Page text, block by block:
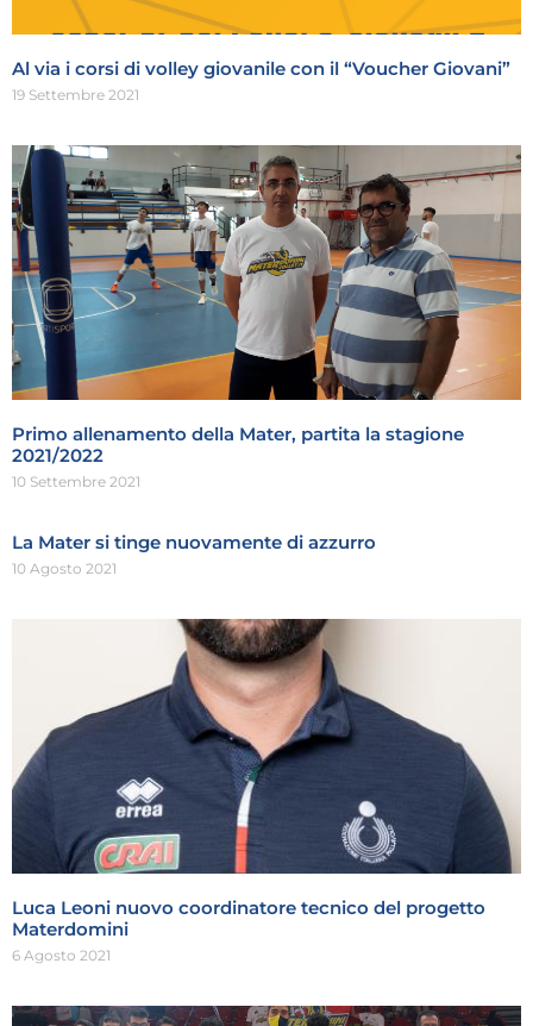
Al via i corsi di volley giovanile con il “Voucher Giovani”
19 Settembre 2021
Primo allenamento della Mater, partita la stagione
2021/2022
10 Settembre 2021
La Mater si tinge nuovamente di azzurro
10 Agosto 2021
Luca Leoni nuovo coordinatore tecnico del progetto
Materdomini
6 Agosto 2021